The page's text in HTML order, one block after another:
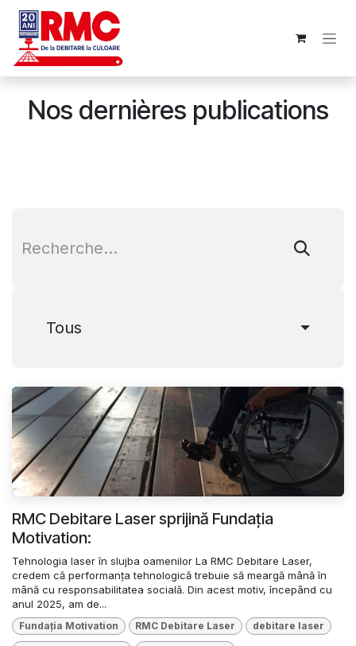
Se rendre au contenu
Nos dernières publications
Tous
RMC Debitare Laser sprijină Fundația
Motivation:
Tehnologia laser în slujba oamenilor La RMC Debitare Laser,
credem că performanța tehnologică trebuie să meargă mână în
mână cu responsabilitatea socială. Din acest motiv, începând cu
anul 2025, am de...
Fundația Motivation RMC Debitare Laser debitare laser